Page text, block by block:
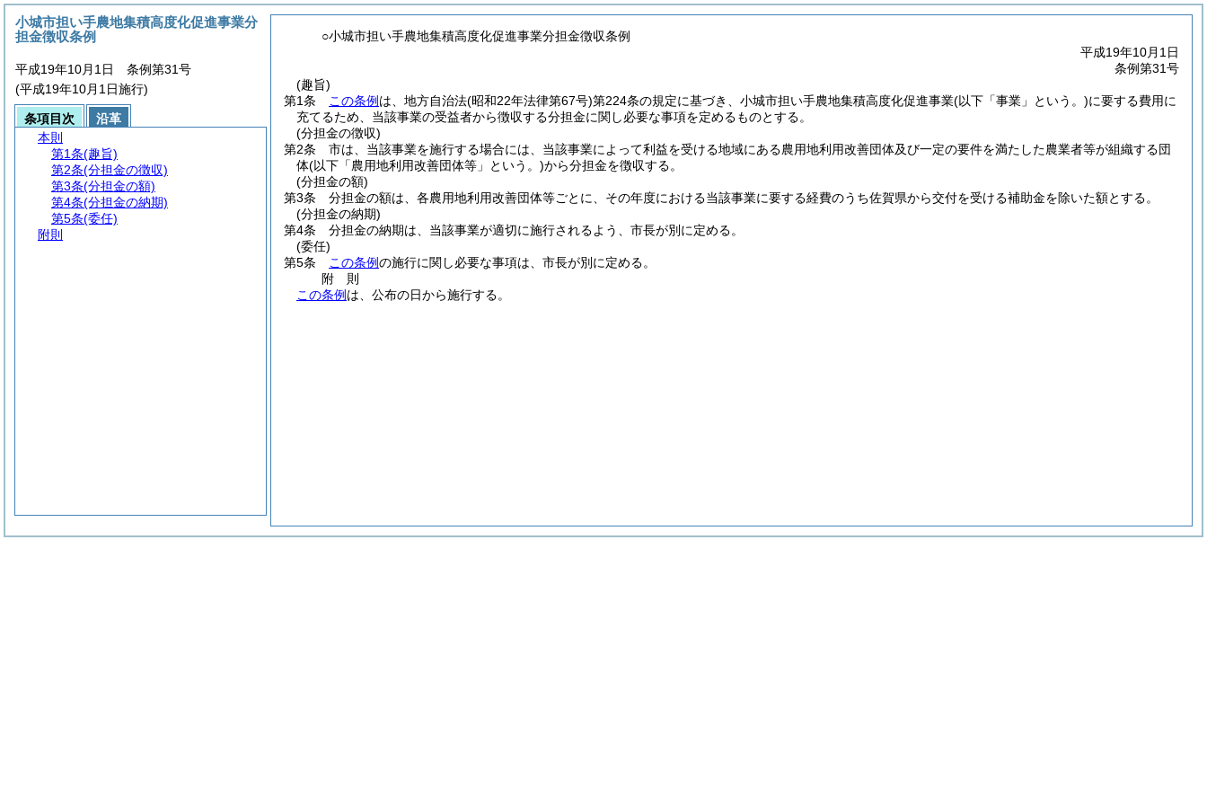
○小城市担い手農地集積高度化促進事業分担金徴収条例
平成19年10月1日
条例第31号
(趣旨)
第1条
この条例 は、地方自治法(昭和22年法律第67号)第224条の規定に基づき、小城市担い手農地集積高度化促進事業(以下「事業」という。)に要する費用に
充てるため、当該事業の受益者から徴収する分担金に関し必要な事項を定めるものとする。
(分担金の徴収)
第2条
市は、当該事業を施行する場合には、当該事業によって利益を受ける地域にある農用地利用改善団体及び一定の要件を満たした農業者等が組織する団
体(以下「農用地利用改善団体等」という。)から分担金を徴収する。
(分担金の額)
第3条
分担金の額は、各農用地利用改善団体等ごとに、その年度における当該事業に要する経費のうち佐賀県から交付を受ける補助金を除いた額とする。
(分担金の納期)
第4条
分担金の納期は、当該事業が適切に施行されるよう、市長が別に定める。
(委任)
第5条
この条例の施行に関し必要な事項は、市長が別に定める。
附 則
この条例 は、公布の日から施行する。
小城市担い手農地集積高度化促進事業分
担金徴収条例
平成19年10月1日 条例第31号
(平成19年10月1日施行)
条項目次
沿革
本則
第1条(趣旨)
第2条(分担金の徴収)
第3条(分担金の額)
第4条(分担金の納期)
第5条(委任)
附則